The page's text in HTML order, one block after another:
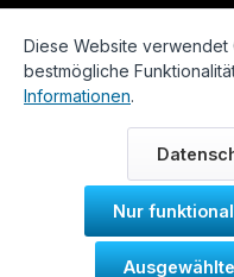
© 2026 WUH24.de - Weigel
Sanitärtechnik GmbH
Diese Website verwendet
bestmögliche
Informationen.
Nur